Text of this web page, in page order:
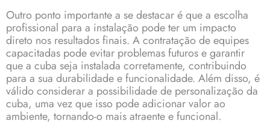
Outro ponto importante a se destacar é que a escolha
profissional para a instalação pode ter um impacto
direto nos resultados finais. A contratação de equipes
capacitadas pode evitar problemas futuros e garantir
que a cuba seja instalada corretamente, contribuindo
para a sua durabilidade e funcionalidade. Além disso, é
válido considerar a possibilidade de personalização da
cuba, uma vez que isso pode adicionar valor ao
ambiente, tornando-o mais atraente e funcional.